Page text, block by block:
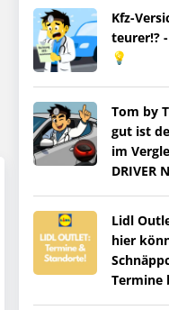
Kfz-
teurer!?
💡
Tom by
gut ist
im
DRIVER
Lidl
hier
Termine